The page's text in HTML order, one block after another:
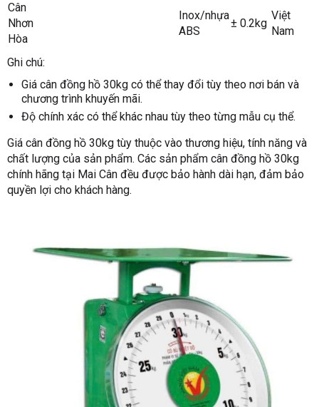
Cân
Nhơn
Hòa
Inox/nhựa
ABS
± 0.2kg
Việt
Nam
Ghi chú:
Giá cân đồng hồ 30kg có thể thay đổi tùy theo nơi bán và
chương trình khuyến mãi.
Độ chính xác có thể khác nhau tùy theo từng mẫu cụ thể.
Giá cân đồng hồ 30kg tùy thuộc vào thương hiệu, tính năng và
chất lượng của sản phẩm. Các sản phẩm cân đồng hồ 30kg
chính hãng tại Mai Cân đều được bảo hành dài hạn, đảm bảo
quyền lợi cho khách hàng.